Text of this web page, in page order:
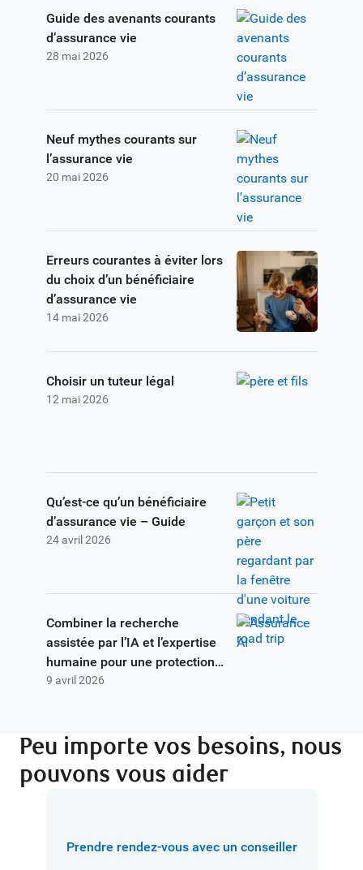
28 mai 2026
Guide des avenants courants
d’assurance vie
20 mai 2026
Neuf mythes courants sur
l’assurance vie
14 mai 2026
Erreurs courantes à éviter lors
du choix d’un bénéficiaire
d’assurance vie
12 mai 2026
Choisir un tuteur légal
24 avril 2026
Qu’est-ce qu’un bénéficiaire
d’assurance vie – Guide
9 avril 2026
Combiner la recherche
assistée par l’IA et l’expertise
humaine pour une protection
accrue d’assurance
Peu importe vos besoins, nous
pouvons vous aider
Prendre rendez-vous avec un conseiller